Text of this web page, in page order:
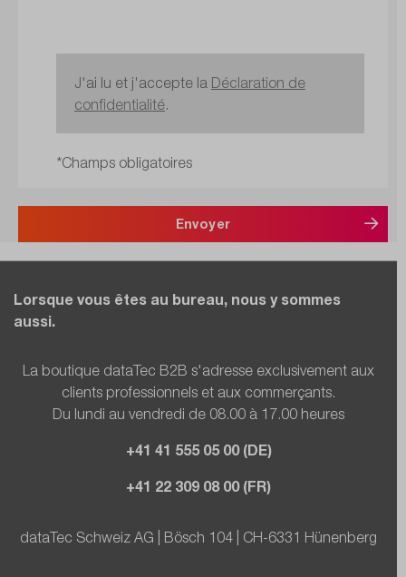
J'ai lu et j'accepte la Déclaration de
confidentialité.
*Champs obligatoires
Envoyer
Lorsque vous êtes au bureau, nous y sommes
aussi.
La boutique dataTec B2B s'adresse exclusivement aux
clients professionnels et aux commerçants.
Du lundi au vendredi de 08.00 à 17.00 heures
+41 41 555 05 00 (DE)
+41 22 309 08 00 (FR)
dataTec Schweiz AG | Bösch 104 | CH-6331 Hünenberg